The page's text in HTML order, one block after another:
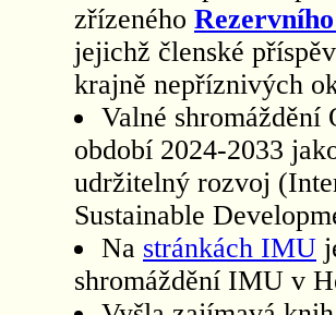
zřízeného
jejichž členské
krajně nepříznivých
Valné
období 2024-2033
udržitelný rozvoj
Sustainable
Na stránkách IMU
shromáždění IMU v